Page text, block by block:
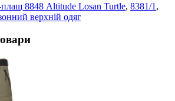
8848 Altitude Losan Turtle, 8381/1 ,
верхній одяг